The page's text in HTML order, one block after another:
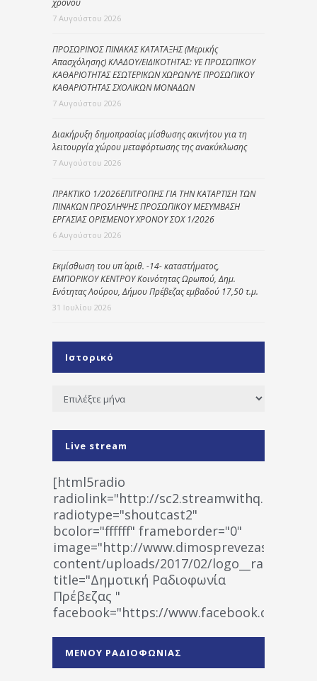
7 Αυγούστου 2026
ΠΡΟΣΩΡΙΝΟΣ ΠΙΝΑΚΑΣ ΚΑΤΑΤΑΞΗΣ (Μερικής
Απασχόλησης) ΚΛΑΔΟΥ/ΕΙΔΙΚΟΤΗΤΑΣ: ΥΕ ΠΡΟΣΩΠΙΚΟΥ
ΚΑΘΑΡΙΟΤΗΤΑΣ ΕΣΩΤΕΡΙΚΩΝ ΧΩΡΩΝ/ΥΕ ΠΡΟΣΩΠΙΚΟΥ
ΚΑΘΑΡΙΟΤΗΤΑΣ ΣΧΟΛΙΚΩΝ ΜΟΝΑΔΩΝ
7 Αυγούστου 2026
Διακήρυξη δημοπρασίας μίσθωσης ακινήτου για τη
λειτουργία χώρου μεταφόρτωσης της ανακύκλωσης
7 Αυγούστου 2026
ΠΡΑΚΤΙΚΟ 1/2026ΕΠΙΤΡΟΠΗΣ ΓΙΑ ΤΗΝ ΚΑΤΑΡΤΙΣΗ ΤΩΝ
ΠΙΝΑΚΩΝ ΠΡΟΣΛΗΨΗΣ ΠΡΟΣΩΠΙΚΟΥ ΜΕΣΥΜΒΑΣΗ
ΕΡΓΑΣΙΑΣ ΟΡΙΣΜΕΝΟΥ ΧΡΟΝΟΥ ΣΟΧ 1/2026
6 Αυγούστου 2026
Εκμίσθωση του υπ΄ αριθ. -14- καταστήματος,
ΕΜΠΟΡΙΚΟΥ ΚΕΝΤΡΟΥ Κοινότητας Ωρωπού, Δημ.
Ενότητας Λούρου, Δήμου Πρέβεζας εμβαδού 17,50 τ.μ.
31 Ιουλίου 2026
Ιστορικό
Ιστορικό
Live stream
[html5radio
radiolink="http://
radiotype="shoutcast2"
bcolor="ffffff" frameborder="0"
image="http://www.dimosprevezas.gr/wp-
content/uploads/2017/02/
title="Δημοτική Ραδιοφωνία
Πρέβεζας "
facebook="https://www.facebook.com/
1531194763766854/" artist="" ]
ΜΕΝΟΥ ΡΑΔΙΟΦΩΝΙΑΣ